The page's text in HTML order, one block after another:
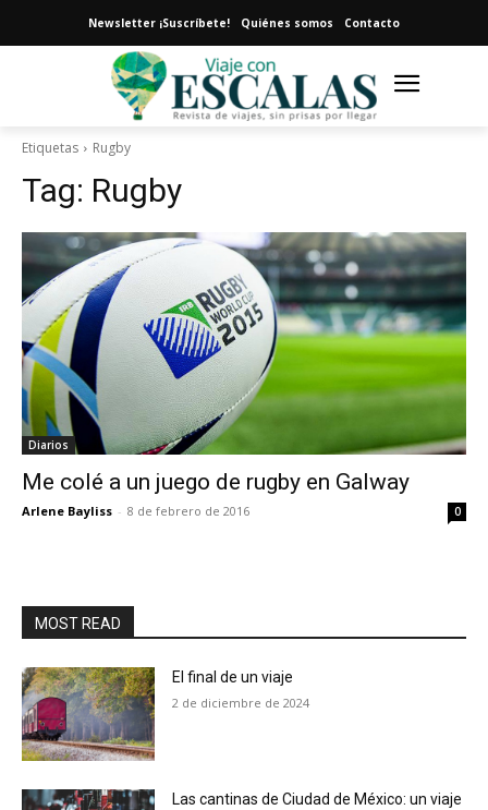
Newsletter ¡Suscríbete! Quiénes somos Contacto
Etiquetas Rugby
Tag: Rugby
Diarios
Me colé a un juego de rugby en Galway
Arlene Bayliss - 8 de febrero de 2016 0
MOST READ
El final de un viaje
2 de diciembre de 2024
Las cantinas de Ciudad de México: un viaje